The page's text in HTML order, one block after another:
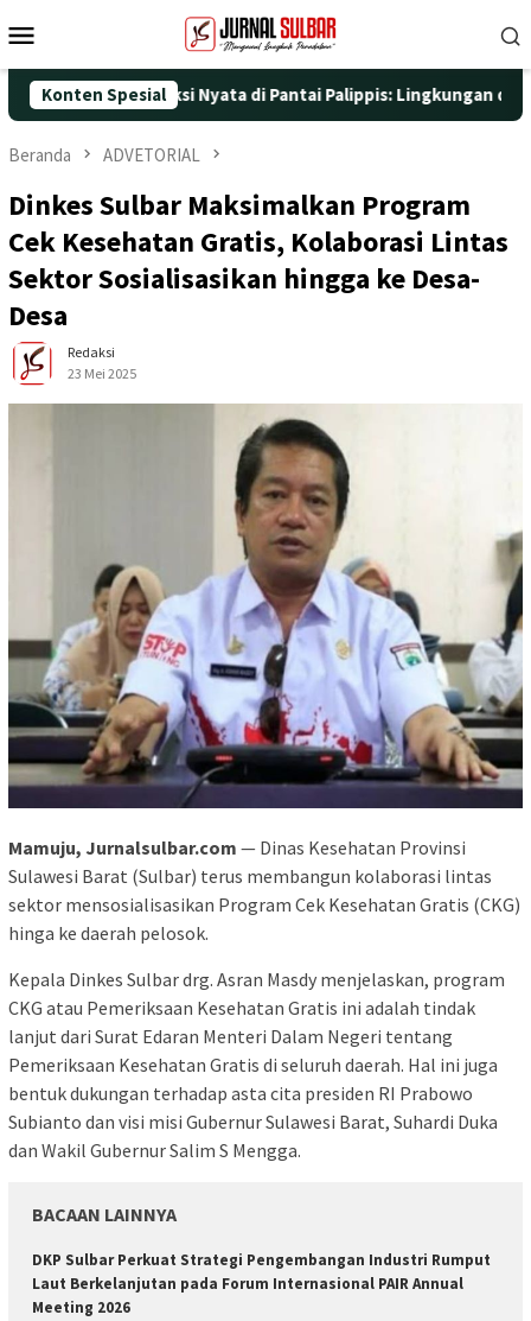
ke
Mobile
Konten Spesial
dengan Aksi Nyata di Pantai Palippis: Lingkungan dan
Beranda ADVETORIAL
Dinkes Sulbar Maksimalkan Program
Cek Kesehatan Gratis, Kolaborasi Lintas
Sektor Sosialisasikan hingga ke Desa-
Desa
Redaksi
23 Mei 2025
Mamuju, Jurnalsulbar.com — Dinas Kesehatan Provinsi
Sulawesi Barat (Sulbar) terus membangun kolaborasi lintas
sektor mensosialisasikan Program Cek Kesehatan Gratis (CKG)
hinga ke daerah pelosok.
Kepala Dinkes Sulbar drg. Asran Masdy menjelaskan, program
CKG atau Pemeriksaan Kesehatan Gratis ini adalah tindak
lanjut dari Surat Edaran Menteri Dalam Negeri tentang
Pemeriksaan Kesehatan Gratis di seluruh daerah. Hal ini juga
bentuk dukungan terhadap asta cita presiden RI Prabowo
Subianto dan visi misi Gubernur Sulawesi Barat, Suhardi Duka
dan Wakil Gubernur Salim S Mengga.
BACAAN LAINNYA
DKP Sulbar Perkuat Strategi Pengembangan Industri Rumput
Laut Berkelanjutan pada Forum Internasional PAIR Annual
Meeting 2026